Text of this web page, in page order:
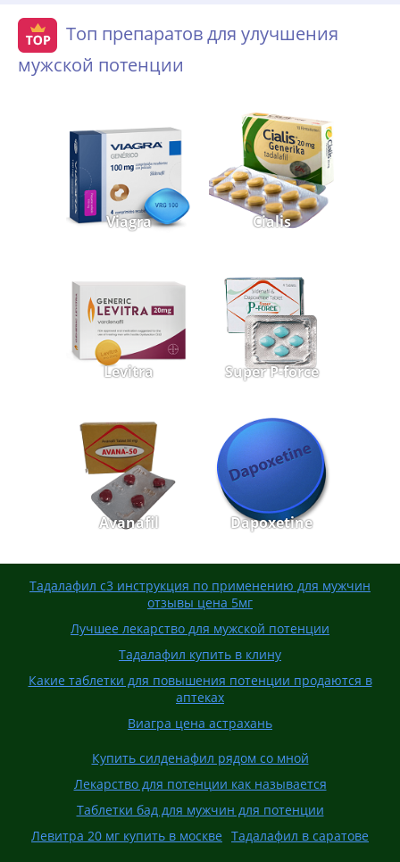
Топ препаратов для улучшения
мужской потенции
Viagra Cialis
Levitra Super P-force
Avanafil Dapoxetine
Тадалафил с3 инструкция по применению для мужчин
отзывы цена 5мг
Лучшее лекарство для мужской потенции
Тадалафил купить в клину
Какие таблетки для повышения потенции продаются в
аптеках
Виагра цена астрахань
Купить силденафил рядом со мной
Лекарство для потенции как называется
Таблетки бад для мужчин для потенции
Левитра 20 мг купить в москве Тадалафил в саратове